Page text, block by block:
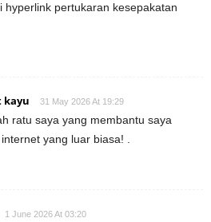
hyperlink pertukaran kesepakatan
kayu 31 May 2026 At 19:29
ratu saya yang membantu saya
yang luar biasa! .
1 June 2026 At 03:20